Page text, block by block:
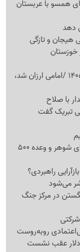
همسو با عربستان
دهد
هیجان و تازگی
خوزستان
قیمت طلا و سکه امروز دوشنبه 19 مرداد 1405 /امامی ارزان شد،
با صلاح
تبریک گفت
اعتراف عجیب در پرونده قتل زن تهرانی؛ پای شوهر و وعده 500
راهبردی؟
می‌شود
در مرکز جنگ
روبه‌روست